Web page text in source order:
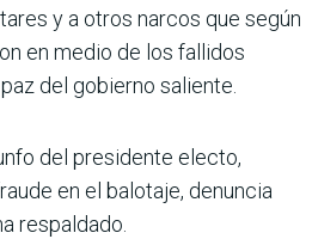
y a otros narcos que según
en medio de los fallidos
del gobierno saliente.
del presidente electo,
en el balotaje, denuncia
respaldado.